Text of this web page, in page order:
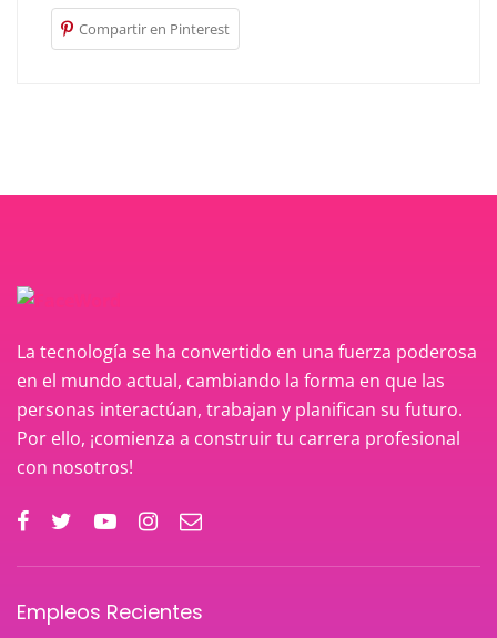
Compartir en Pinterest
La tecnología se ha convertido en una fuerza poderosa
en el mundo actual, cambiando la forma en que las
personas interactúan, trabajan y planifican su futuro.
Por ello, ¡comienza a construir tu carrera profesional
con nosotros!
Empleos Recientes